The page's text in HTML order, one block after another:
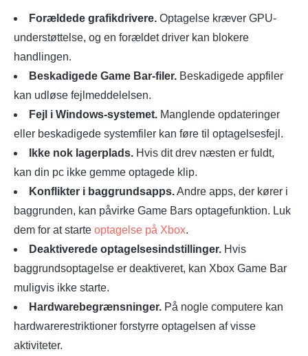
Forældede grafikdrivere. Optagelse kræver GPU-
understøttelse, og en forældet driver kan blokere
handlingen.
Beskadigede Game Bar-filer. Beskadigede appfiler
kan udløse fejlmeddelelsen.
Fejl i Windows-systemet. Manglende opdateringer
eller beskadigede systemfiler kan føre til optagelsesfejl.
Ikke nok lagerplads. Hvis dit drev næsten er fuldt,
kan din pc ikke gemme optagede klip.
Konflikter i baggrundsapps.Andre apps, der kører i
baggrunden, kan påvirke Game Bars optagefunktion. Luk
dem for at starte optagelse på Xbox.
Deaktiverede optagelsesindstillinger. Hvis
baggrundsoptagelse er deaktiveret, kan Xbox Game Bar
muligvis ikke starte.
Hardwarebegrænsninger. På nogle computere kan
hardwarerestriktioner forstyrre optagelsen af visse
aktiviteter.